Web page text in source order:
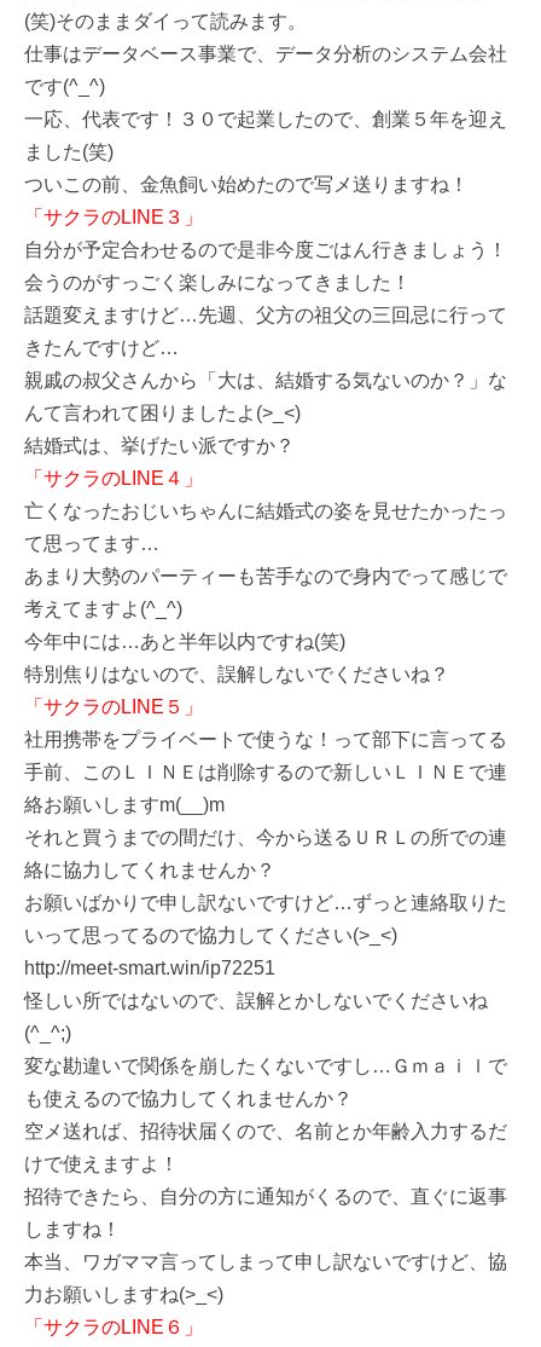
(笑)そのままダイって読みます。
仕事はデータベース事業で、データ分析のシステム会社
です(^_^)
一応、代表です！３０で起業したので、創業５年を迎え
ました(笑)
ついこの前、金魚飼い始めたので写メ送りますね！
「サクラのLINE３」
自分が予定合わせるので是非今度ごはん行きましょう！
会うのがすっごく楽しみになってきました！
話題変えますけど…先週、父方の祖父の三回忌に行って
きたんですけど…
親戚の叔父さんから「大は、結婚する気ないのか？」な
んて言われて困りましたよ(>_<)
結婚式は、挙げたい派ですか？
「サクラのLINE４」
亡くなったおじいちゃんに結婚式の姿を見せたかったっ
て思ってます…
あまり大勢のパーティーも苦手なので身内でって感じで
考えてますよ(^_^)
今年中には…あと半年以内ですね(笑)
特別焦りはないので、誤解しないでくださいね？
「サクラのLINE５」
社用携帯をプライベートで使うな！って部下に言ってる
手前、このＬＩＮＥは削除するので新しいＬＩＮＥで連
絡お願いしますm(__)m
それと買うまでの間だけ、今から送るＵＲＬの所での連
絡に協力してくれませんか？
お願いばかりで申し訳ないですけど…ずっと連絡取りた
いって思ってるので協力してください(>_<)
http://meet-smart.win/ip72251
怪しい所ではないので、誤解とかしないでくださいね
(^_^;)
変な勘違いで関係を崩したくないですし…Ｇｍａｉｌで
も使えるので協力してくれませんか？
空メ送れば、招待状届くので、名前とか年齢入力するだ
けで使えますよ！
招待できたら、自分の方に通知がくるので、直ぐに返事
しますね！
本当、ワガママ言ってしまって申し訳ないですけど、協
力お願いしますね(>_<)
「サクラのLINE６」